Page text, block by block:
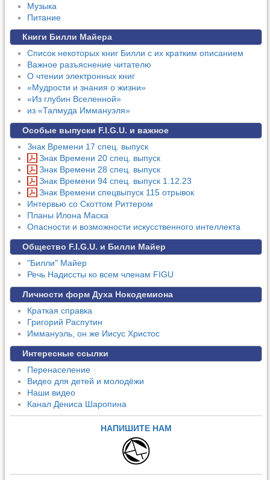
Музыка
Питание
Книги Билли Майера
Список некоторых книг Билли с их кратким описанием
Важное разъяснение читателю
О чтении электронных книг
«Мудрости и знания о жизни»
«Из глубин Вселенной»
из «Талмуда Иммануэля»
Особые выпуски F.I.G.U. и важное
Знак Времени 17 спец. выпуск
Знак Времени 20 спец. выпуск
Знак Времени 28 спец. выпуск
Знак Времени 94 спец. выпуск 1.12.23
Знак Времени спецвыпуск 115 отрывок
Интервью со Скоттом Риттером
Планы Илона Маска
Опасности и возможности искусственного интеллекта
Общество F.I.G.U. и Билли Майер
"Билли" Майер
Речь Надиссты ко всем членам FIGU
Личности форм Духа Нокодемиона
Краткая справка
Григорий Распутин
Иммануэль, он же Иисус Христос
Интересные ссылки
Перенаселение
Видео для детей и молодёжи
Наши видео
Канал Дениса Шаропина
НАПИШИТЕ НАМ